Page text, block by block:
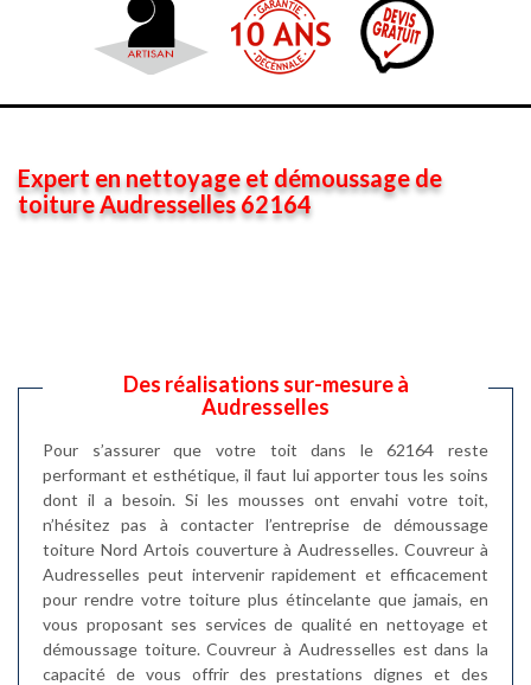
Expert en nettoyage et démoussage de
toiture Audresselles 62164
Des réalisations sur-mesure à
Audresselles
Pour s’assurer que votre toit dans le 62164 reste
performant et esthétique, il faut lui apporter tous les soins
dont il a besoin. Si les mousses ont envahi votre toit,
n’hésitez pas à contacter l’entreprise de démoussage
toiture Nord Artois couverture à Audresselles. Couvreur à
Audresselles peut intervenir rapidement et efficacement
pour rendre votre toiture plus étincelante que jamais, en
vous proposant ses services de qualité en nettoyage et
démoussage toiture. Couvreur à Audresselles est dans la
capacité de vous offrir des prestations dignes et des